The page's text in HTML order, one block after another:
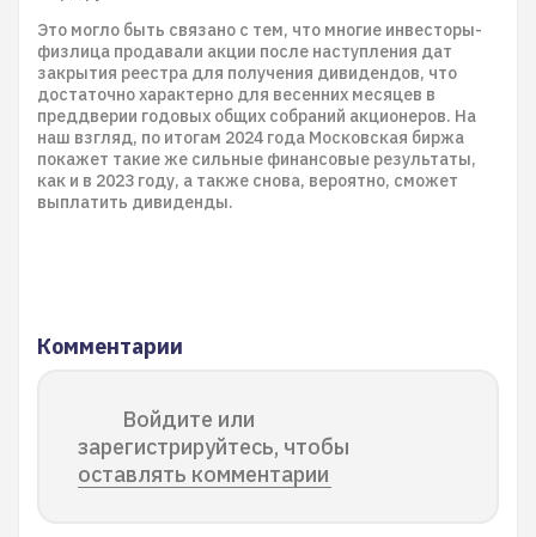
Это могло быть связано с тем, что многие инвесторы-
физлица продавали акции после наступления дат
закрытия реестра для получения дивидендов, что
достаточно характерно для весенних месяцев в
преддверии годовых общих собраний акционеров. На
наш взгляд, по итогам 2024 года Московская биржа
покажет такие же сильные финансовые результаты,
как и в 2023 году, а также снова, вероятно, сможет
выплатить дивиденды.
Комментарии
Войдите или
зарегистрируйтесь, чтобы
оставлять комментарии